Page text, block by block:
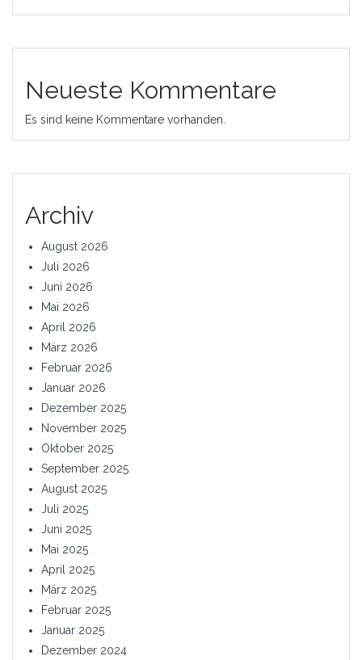
Neueste Kommentare
Es sind keine Kommentare vorhanden.
Archiv
August 2026
Juli 2026
Juni 2026
Mai 2026
April 2026
März 2026
Februar 2026
Januar 2026
Dezember 2025
November 2025
Oktober 2025
September 2025
August 2025
Juli 2025
Juni 2025
Mai 2025
April 2025
März 2025
Februar 2025
Januar 2025
Dezember 2024